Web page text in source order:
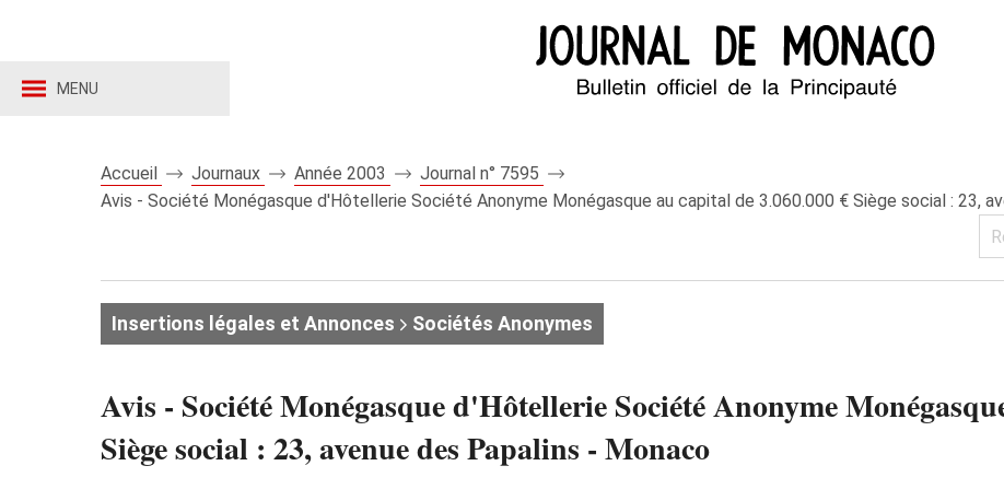
MENU
Accueil Journaux Année 2003
Journal n° 7595
Avis - Société Monégasque d'Hôtellerie Société Anonyme Monégasque au capital de 3.060.000 € Siège social : 23,
Insertions légales et Annonces Sociétés Anonymes
Avis - Société Monégasque d'Hôtellerie Société Anonyme
Siège social : 23, avenue des Papalins - Monaco